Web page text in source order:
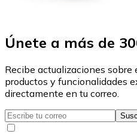
Únete a más de
Recibe actualizaciones sobre
productos y funcionalidades
directamente en tu correo.